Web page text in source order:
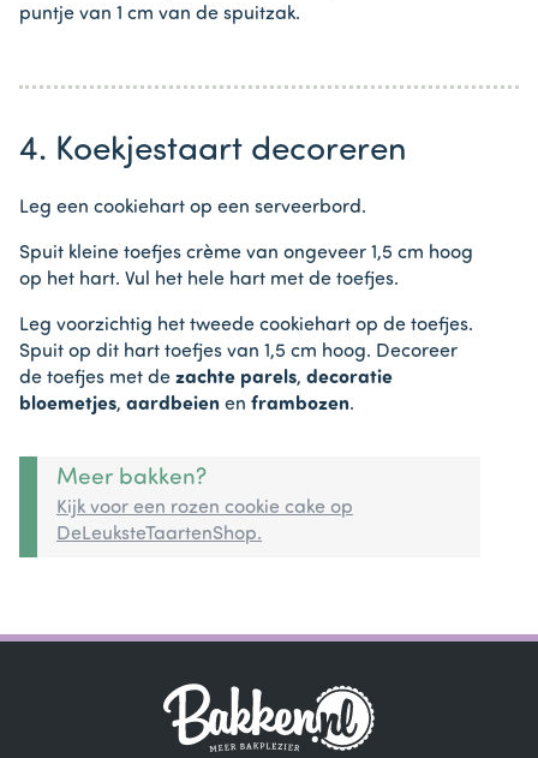
puntje van 1 cm van de spuitzak.
4. Koekjestaart decoreren
Leg een cookiehart op een serveerbord.
Spuit kleine toefjes crème van ongeveer 1,5 cm hoog
op het hart. Vul het hele hart met de toefjes.
Leg voorzichtig het tweede cookiehart op de toefjes.
Spuit op dit hart toefjes van 1,5 cm hoog. Decoreer
de toefjes met de zachte parels, decoratie
bloemetjes, aardbeien en frambozen.
Meer bakken?
Kijk voor een rozen cookie cake op
DeLeuksteTaartenShop.